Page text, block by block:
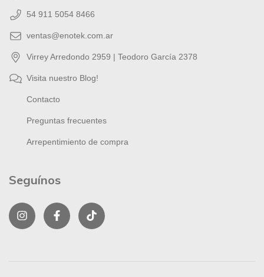
54 911 5054 8466
ventas@enotek.com.ar
Virrey Arredondo 2959 | Teodoro García 2378
Visita nuestro Blog!
Contacto
Preguntas frecuentes
Arrepentimiento de compra
Seguínos